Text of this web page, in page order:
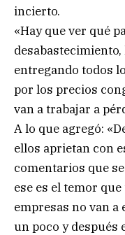
incierto.
«Hay que ver qué
entregando todos
por los precios
van a trabajar a
A lo que agregó:
ellos aprietan con
comentarios que
ese es el temor
empresas no van a
un poco y después